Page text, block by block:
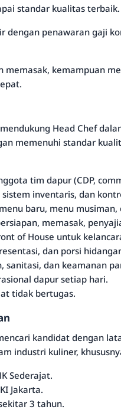
standar kualitas terbaik.
dengan penawaran gaji
memasak, kemampuan
Head Chef
memenuhi standar
tim dapur (CDP,
inventaris, dan
baru, menu musiman,
memasak,
of House untuk
dan porsi
sanitasi, dan keamanan
dapur setiap hari.
tidak bertugas.
kandidat dengan
industri kuliner,
Sederajat.
Jakarta.
3 tahun.